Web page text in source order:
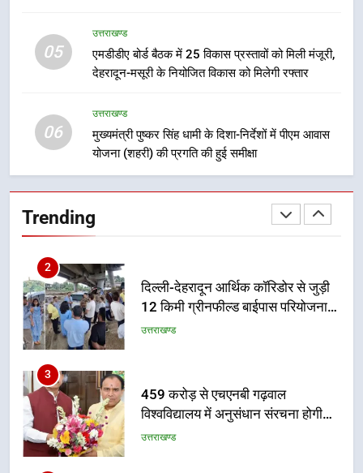
05
उत्तराखण्ड
एमडीडीए बोर्ड बैठक में 25 विकास प्रस्तावों को मिली मंजूरी,
देहरादून-मसूरी के नियोजित विकास को मिलेगी रफ्तार
06
उत्तराखण्ड
मुख्यमंत्री पुष्कर सिंह धामी के दिशा-निर्देशों में पीएम आवास
योजना (शहरी) की प्रगति की हुई समीक्षा
Trending
8
भारी बारिश का अलर्ट! 6 अगस्त को
मुख्यमंत्री धामी बोले- युवाओं को रोजगार
देना सरकार की सर्वोच्च प्राथमिकता, आने
वाले महीनों में हजारों पदों पर की जाएगी
2
दिल्ली-देहरादून आर्थिक कॉरिडोर से जुड़ी
12 किमी ग्रीनफील्ड बाईपास परियोजना
का डीएम ने किया निरीक्षण; समयबद्ध एवं
नहींः डीएम
उत्तराखण्ड
3
459 करोड़ से एचएनबी गढ़वाल
विश्वविद्यालय में अनुसंधान संरचना होगी
सुदृढ
उत्तराखण्ड